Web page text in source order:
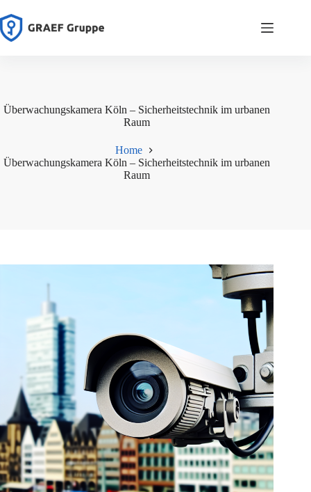
Inhalt
springen
Überwachungskamera Köln – Sicherheitstechnik im urbanen
Raum
Home
Überwachungskamera Köln – Sicherheitstechnik im urbanen
Raum